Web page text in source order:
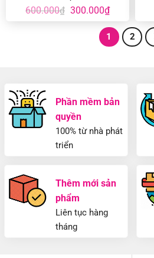
600.000₫ Giá
600.000₫.
300.000₫Giá
hiện
tại
là:
300.000₫.
1 2
Phần mềm bản
quyền
100% từ nhà phát
triển
Thêm mới sản
phẩm
Liên tục hàng
tháng